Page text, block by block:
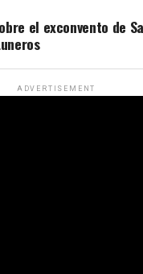
el exconvento de
ADVERTISEMENT